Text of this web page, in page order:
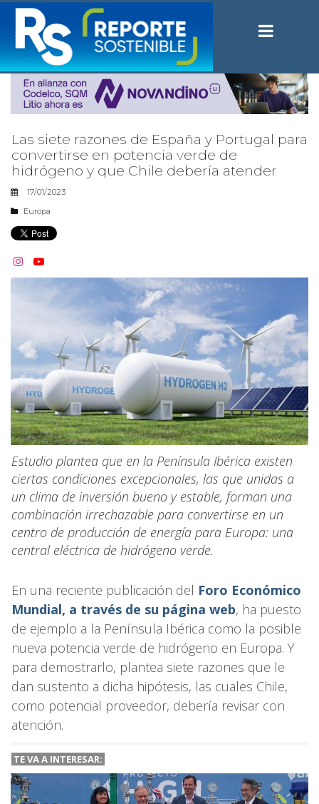
Las siete razones de España y Portugal para
convertirse en potencia verde de
hidrógeno y que Chile debería atender
17/01/2023
Europa
 
Estudio plantea que en la Península Ibérica existen
ciertas condiciones excepcionales, las que unidas a
un clima de inversión bueno y estable, forman una
combinación irrechazable para convertirse en un
centro de producción de energía para Europa: una
central eléctrica de hidrógeno verde.
En una reciente publicación del Foro Económico
Mundial, a través de su página web, ha puesto
de ejemplo a la Península Ibérica como la posible
nueva potencia verde de hidrógeno en Europa. Y
para demostrarlo, plantea siete razones que le
dan sustento a dicha hipótesis, las cuales Chile,
como potencial proveedor, debería revisar con
atención.
TE VA A INTERESAR: